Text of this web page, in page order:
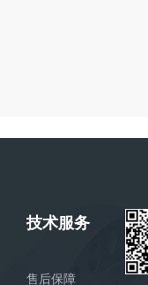
技术服务
售后保障